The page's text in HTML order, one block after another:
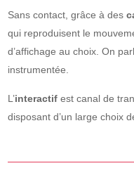
Sans contact, grâce à des
qui reproduisent le
d’affichage au choix. On
instrumentée.
L’interactif est canal de
disposant d’un large choix